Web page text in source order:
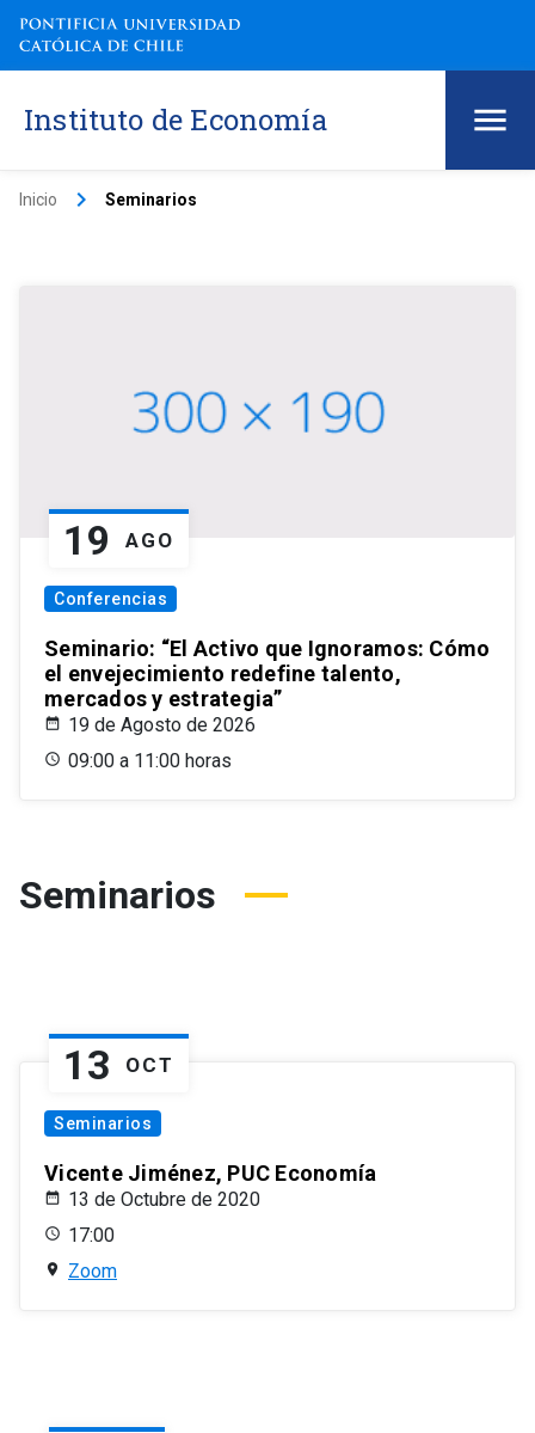
Instituto de Economía
Inicio keyboard_arrow_right Seminarios
19 AGO
Conferencias
Seminario: “El Activo que Ignoramos: Cómo
el envejecimiento redefine talento,
mercados y estrategia”
19 de Agosto de 2026
09:00 a 11:00 horas
Seminarios
13 OCT
Seminarios
Vicente Jiménez, PUC Economía
13 de Octubre de 2020
17:00
Zoom